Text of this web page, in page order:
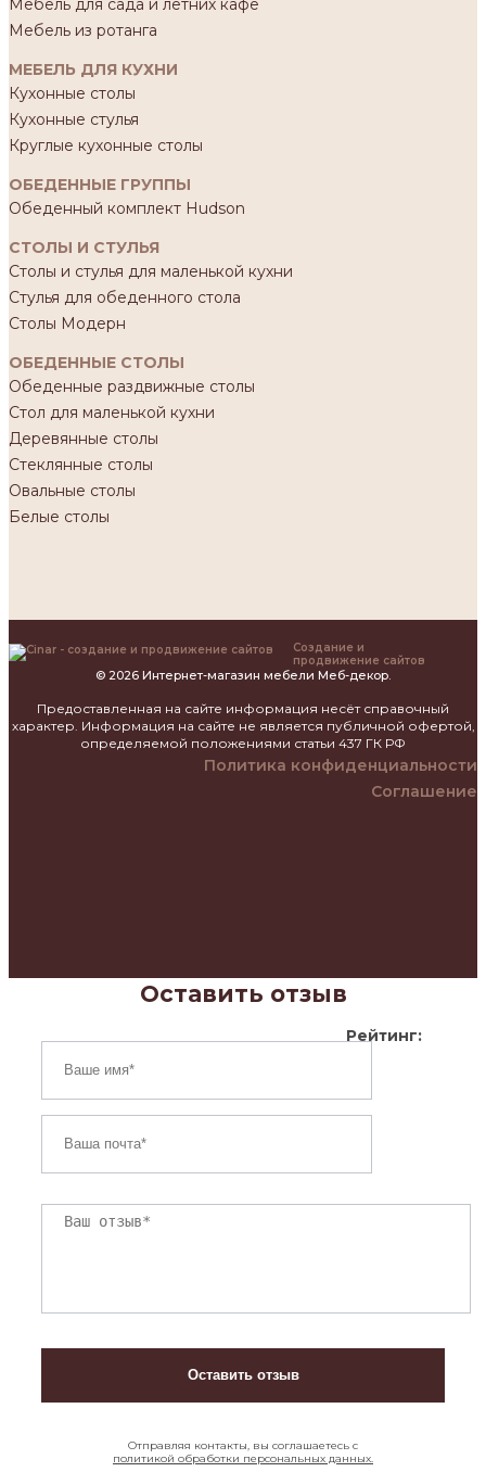
Мебель для сада и летних кафе
Мебель из ротанга
МЕБЕЛЬ ДЛЯ КУХНИ
Кухонные столы
Кухонные стулья
Круглые кухонные столы
ОБЕДЕННЫЕ ГРУППЫ
Обеденный комплект Hudson
СТОЛЫ И СТУЛЬЯ
Столы и стулья для маленькой кухни
Стулья для обеденного стола
Столы Модерн
ОБЕДЕННЫЕ СТОЛЫ
Обеденные раздвижные столы
Стол для маленькой кухни
Деревянные столы
Стеклянные столы
Овальные столы
Белые столы
Создание и
продвижение сайтов
© 2026 Интернет-магазин мебели Меб-декор.
Предоставленная на сайте информация несёт справочный
характер. Информация на сайте не является публичной офертой,
определяемой положениями статьи 437 ГК РФ
Политика конфиденциальности
Соглашение
Оставить отзыв
Рейтинг:
Отправляя контакты, вы соглашаетесь с
политикой обработки персональных данных.